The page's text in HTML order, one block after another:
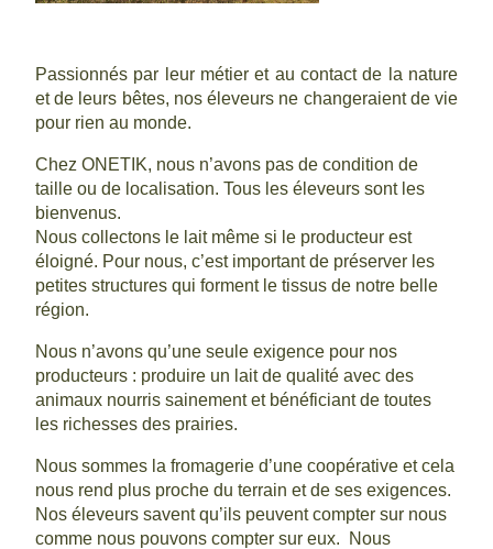
Passionnés par leur métier et au contact de la nature
et de leurs bêtes, nos éleveurs ne changeraient de vie
pour rien au monde.
Chez ONETIK, nous n’avons pas de condition de
taille ou de localisation. Tous les éleveurs sont les
bienvenus.
Nous collectons le lait même si le producteur est
éloigné. Pour nous, c’est important de préserver les
petites structures qui forment le tissus de notre belle
région.
Nous n’avons qu’une seule exigence pour nos
producteurs : produire un lait de qualité avec des
animaux nourris sainement et bénéficiant de toutes
les richesses des prairies.
Nous sommes la fromagerie d’une coopérative et cela
nous rend plus proche du terrain et de ses exigences.
Nos éleveurs savent qu’ils peuvent compter sur nous
comme nous pouvons compter sur eux. Nous